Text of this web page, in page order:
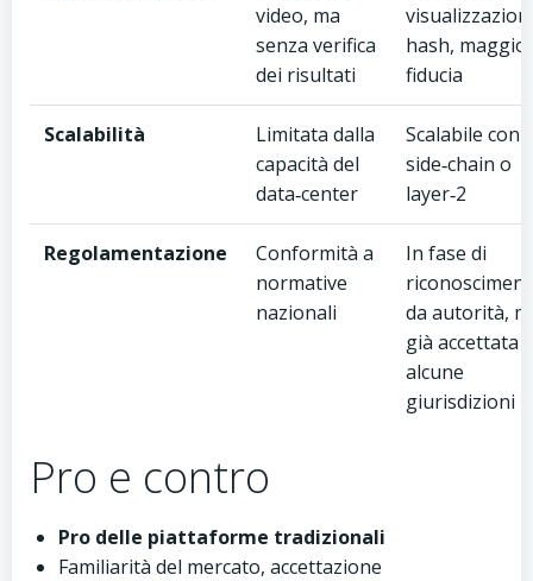
video, ma
senza verifica
dei risultati
hash,
fiducia
Scalabilità
Limitata dalla
capacità del
data‑center
Scalabile con
side‑chain o
layer‑2
Regolamentazione
Conformità a
normative
nazionali
In fase di
da autorità,
già accettata
alcune
giurisdizioni
Pro e contro
Pro delle piattaforme tradizionali
Familiarità del mercato, accettazione